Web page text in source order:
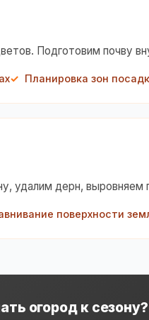
Подготовим почву
Планировка зон
удалим дерн, выровняем
поверхности
огород к сезону?